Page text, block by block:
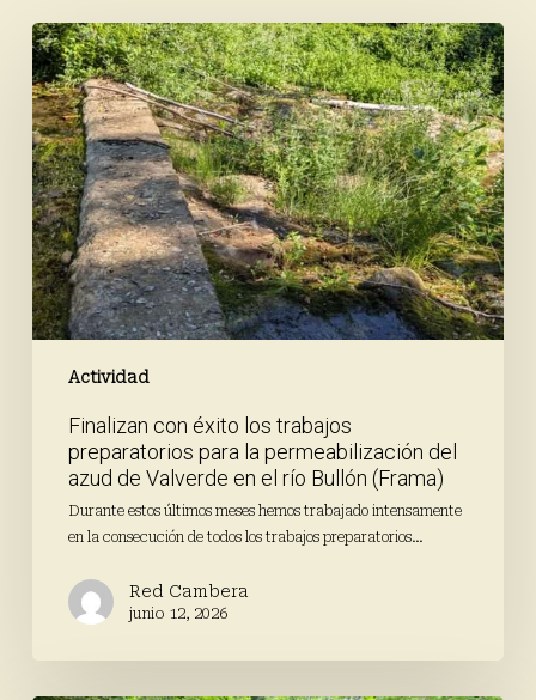
Actividad
Finalizan
con
éxito
los
trabajos
preparatorios
para
la
permeabilización
del
azud
de
Bullón
(Frama)
Finalizan con éxito los trabajos
preparatorios para la permeabilización del
azud de Valverde en el río Bullón (Frama)
Durante estos últimos meses hemos trabajado intensamente
en la consecución de todos los trabajos preparatorios…
Red Cambera
junio 12, 2026